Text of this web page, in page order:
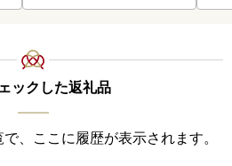
ックした返礼品
、ここに履歴が表示されます。